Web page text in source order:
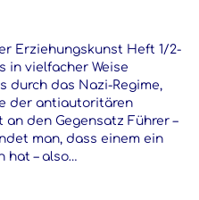
Erziehungskunst Heft 1/2-
in vielfacher Weise
durch das Nazi-Regime,
der antiautoritären
den Gegensatz Führer –
man, dass einem ein
hat – also…